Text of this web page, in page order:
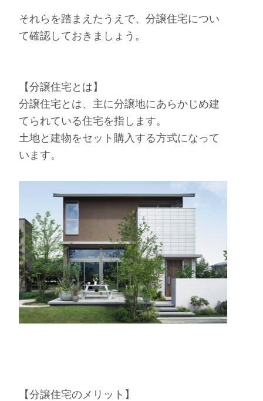
それらを踏まえたうえで、分譲住宅につい
て確認しておきましょう。
【分譲住宅とは】
分譲住宅とは、主に分譲地にあらかじめ建
てられている住宅を指します。
土地と建物をセット購入する方式になって
います。
【分譲住宅のメリット】